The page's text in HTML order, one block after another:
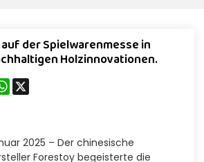
der Spielwarenmesse in
Holzinnovationen.
WhatsApp
X
2025 – Der chinesische
Forestoy begeisterte die